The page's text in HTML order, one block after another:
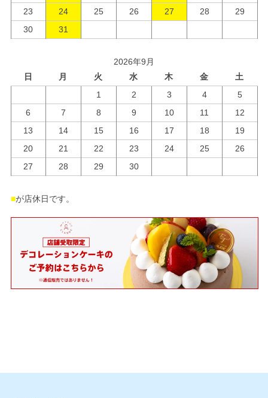
23
24 25 26 27 28
29
30
31
2026年9月
日
月 火 水 木 金
土
1
2 3 4
5
6
7 8 9 10 11
12
13
14 15 16 17 18
19
20
21 22 23 24 25
26
27
28 29 30
■が店休日です。